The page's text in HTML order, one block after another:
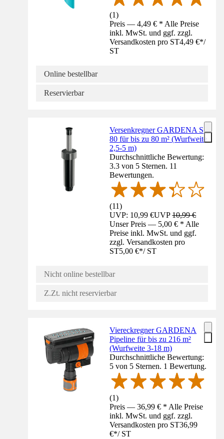
(1)
Preis — 4,49 € * Alle Preise
inkl. MwSt. und ggf. zzgl.
Versandkosten pro ST4,49 €*/
ST
Online bestellbar
Reservierbar
Versenkregner GARDENA S
80 für bis zu 80 m² (Wurfweite
2,5-5 m)
Durchschnittliche Bewertung:
3.3 von 5 Sternen. 11
Bewertungen.
(11)
UVP: 10,99 €UVP10,99 €
Unser Preis — 5,00 € * Alle
Preise inkl. MwSt. und ggf.
zzgl. Versandkosten pro
ST5,00 €*/ ST
Nicht online bestellbar
Z.Zt. nicht reservierbar
Viereckregner GARDENA
Pipeline für bis zu 216 m²
(Wurfweite 3-18 m)
Durchschnittliche Bewertung:
5 von 5 Sternen. 1 Bewertung.
(1)
Preis — 36,99 € * Alle Preise
inkl. MwSt. und ggf. zzgl.
Versandkosten pro ST36,99
€*/ ST